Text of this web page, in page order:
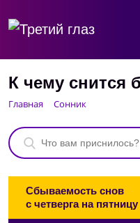
К чему снится
Главная Сонник
Сбываемость снов
с четверга на пятницу